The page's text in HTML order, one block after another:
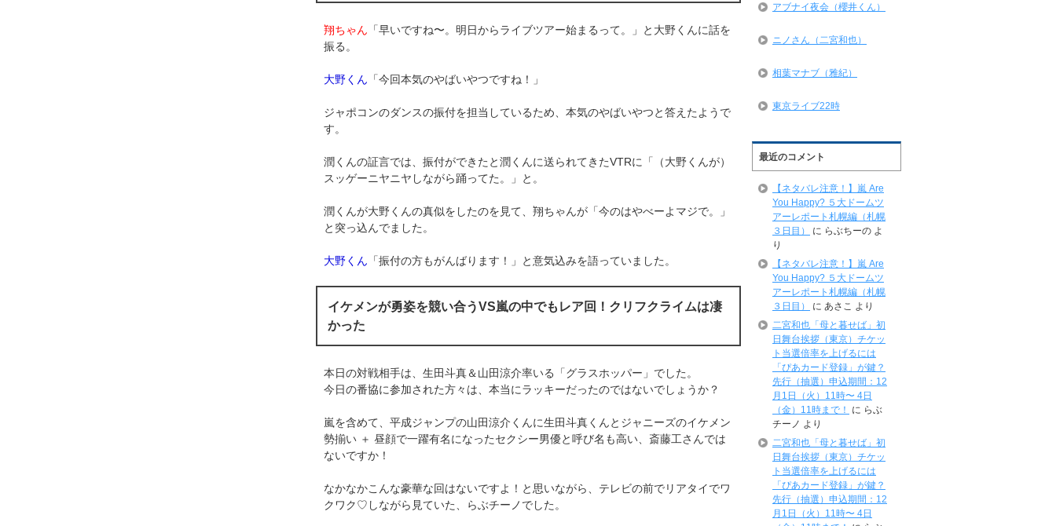
翔ちゃん 「早いですね〜。明日からライブツアー始まるって。」と大野くんに話を
振る。
大野くん 「今回本気のやばいやつですね！」
ジャポコンのダンスの振付を担当しているため、本気のやばいやつと答えたようで
す。
潤くんの証言では、振付ができたと潤くんに送られてきたVTRに「（大野くんが）
スッゲーニヤニヤしながら踊ってた。」と。
潤くんが大野くんの真似をしたのを見て、翔ちゃんが「今のはやべーよマジで。」
と突っ込んでました。
大野くん 「振付の方もがんばります！」と意気込みを語っていました。
イケメンが勇姿を競い合うVS嵐の中でもレア回！クリフクライムは凄
かった
本日の対戦相手は、生田斗真＆山田涼介率いる「グラスホッパー」でした。
今日の番協に参加された方々は、本当にラッキーだったのではないでしょうか？
嵐を含めて、平成ジャンプの山田涼介くんに生田斗真くんとジャニーズのイケメン
勢揃い ＋ 昼顔で一躍有名になったセクシー男優と呼び名も高い、斎藤工さんでは
ないですか！
なかなかこんな豪華な回はないですよ！と思いながら、テレビの前でリアタイでワ
クワク♡しながら見ていた、らぶチーノでした。
アブナイ夜会（櫻井くん）
ニノさん（二宮和也）
相葉マナブ（雅紀）
東京ライブ22時
最近のコメント
【ネタバレ注意！】嵐 Are
You Happy? ５大ドームツ
アーレポート札幌編（札幌
３日目）
に らぶちーの よ
り
【ネタバレ注意！】嵐 Are
You Happy? ５大ドームツ
アーレポート札幌編（札幌
３日目）
に あさこ より
二宮和也「母と暮せば」初
日舞台挨拶（東京）チケッ
ト当選倍率を上げるには
「ぴあカード登録」が鍵？
先行（抽選）申込期間：12
月1日（火）11時〜 4日
（金）11時まで！
に らぶ
チーノ より
二宮和也「母と暮せば」初
日舞台挨拶（東京）チケッ
ト当選倍率を上げるには
「ぴあカード登録」が鍵？
先行（抽選）申込期間：12
月1日（火）11時〜 4日